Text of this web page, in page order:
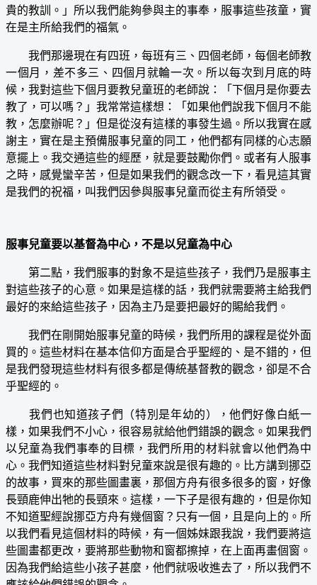
貴的教訓。」所以我們能夠參與主的事奉，服事這些孩童，實
在是主所給我們的福氣。
我們那邊現在有四班，每班有三、四個老師，每個老師教
一個月，差不多三、四個月就輪一次。所以每次到月底的時
候，我對這些下個月要教兒童班的老師說：「下個月是你要去
教了，可以嗎？」我常常這樣想：「如果他們說我下個月不能
教，怎麼辦呢？」但是從沒有這樣的事發生過。所以我實在感
謝主，實在是主預備服事兒童的同工，他們都有同樣的心志願
意擺上。我交通這些的經歷，就是要鼓勵你們。或者有人服事
之時，感覺蠻辛苦，但是如果我們的觀念改一下，看見這其實
是我們的祝福，叫我們因參與服事兒童而從主有所領受。
服事兒童要以基督為中心，不是以兒童為中心
第二點，我們服事的對象不是這些孩子，我們乃是服事主
對這些孩子的心意。如果是這樣的話，我們就需要將主給我們
最好的來給這些孩子，因為主乃是要把最好的賜給我們。
我們在剛開始服事兒童的時候，我們所用的課程是從外面
買的。這些材料在基本信仰方面是合乎聖經的、是不錯的，但
是我們發現這些材料有很多都是傳統基督教的觀念，卻是不合
乎聖經的。
我們也知道孩子們（特別是年幼的），他們好像白紙一
樣，如果我們不小心，很容易就給他們錯誤的觀念。如果我們
以兒童為我們事奉的目標，我們所用的材料就會以他們為中
心。我們知道這些材料對兒童來說是很有趣的。比方講到挪亞
的故事，買來的那些圖畫裏，那個方舟有很多很多的窗，好像
長頸鹿伸出牠的長頸來。這樣，一下子是很有趣的，但是你知
不知道聖經說挪亞方舟有幾個窗？只有一個，且是向上的。所
以我們看見這個材料的時候，有一個姊妹跟我說，我們要將這
些圖畫都更改，要將那些動物和窗都擦掉，在上面再畫個窗。
因為我們給這些小孩子甚麼，他們就吸收進去了，所以我們不